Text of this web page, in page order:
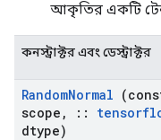
আকৃতির একটি
কনস্ট্রাক্টর এবং ডেস্ট্রাক্টর
RandomNormal
scope , ::
dtype)